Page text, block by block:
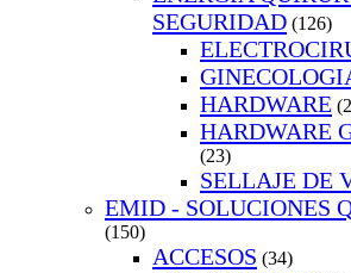
SEGURIDAD (126)
HARDWARE
HARDWARE
(23)
SELLAJE DE
EMID - SOLUCIONES
(150)
ACCESOS (34)